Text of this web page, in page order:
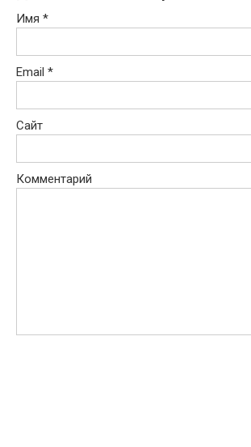
Имя *
Email *
Сайт
Комментарий